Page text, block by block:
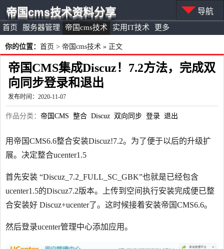
首页 服务器管理 帝国cms技术 实用IT技术 更多
帝国cms技术资料分享 导航
你的位置： 首页 > 帝国cms技术 » 正文
帝国CMS集成Discuz！7.2方法，完成双
向同步登录和退出
发布时间：2020-11-07
作品分类： 帝国CMS 整合 Discuz 双向同步 登录 退出
用帝国CMS6.6整合安装Discuz!7.2。为了便于以后的升级扩
展。决定整合ucenter1.5
首先安装 “Discuz_7.2_FULL_SC_GBK”也就是已经包含
ucenter1.5的Discuz7.2版本。上传到空间执行安装完成便已整
合安装好 Discuz+ucenter了。这时候接着安装帝国CMS6.6。
然后登录ucenter管理中心添加应用。